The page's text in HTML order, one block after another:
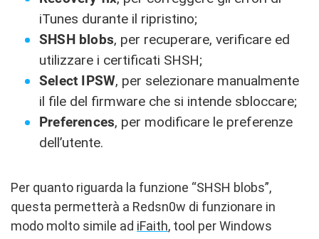
iTunes durante il ripristino;
SHSH blobs, per recuperare, verificare ed
utilizzare i certificati SHSH;
Select IPSW, per selezionare manualmente
il file del firmware che si intende sbloccare;
Preferences, per modificare le preferenze
dell’utente.
Per quanto riguarda la funzione “SHSH blobs”,
questa permetterà a Redsn0w di funzionare in
modo molto simile ad iFaith, tool per Windows